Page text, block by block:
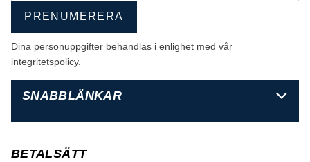
PRENUMERERA
Dina personuppgifter behandlas i enlighet med vår
integritetspolicy.
SNABBLÄNKAR
BETALSÄTT